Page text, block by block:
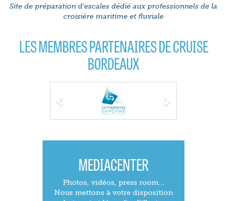
Site de préparation d'escales dédié aux professionnels de la
croisière maritime et fluviale
LES MEMBRES PARTENAIRES DE CRUISE
BORDEAUX
MEDIACENTER
Photos, vidéos, press room...
Nous mettons à votre disposition